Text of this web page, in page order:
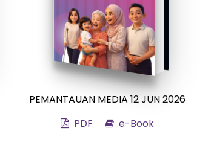
PEMANTAUAN MEDIA 12 JUN 2026
PDF
e-Book